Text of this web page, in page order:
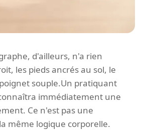
d'ailleurs, n'a rien
les pieds ancrés au sol, le
souple.Un pratiquant
immédiatement une
Ce n'est pas une
même logique corporelle.